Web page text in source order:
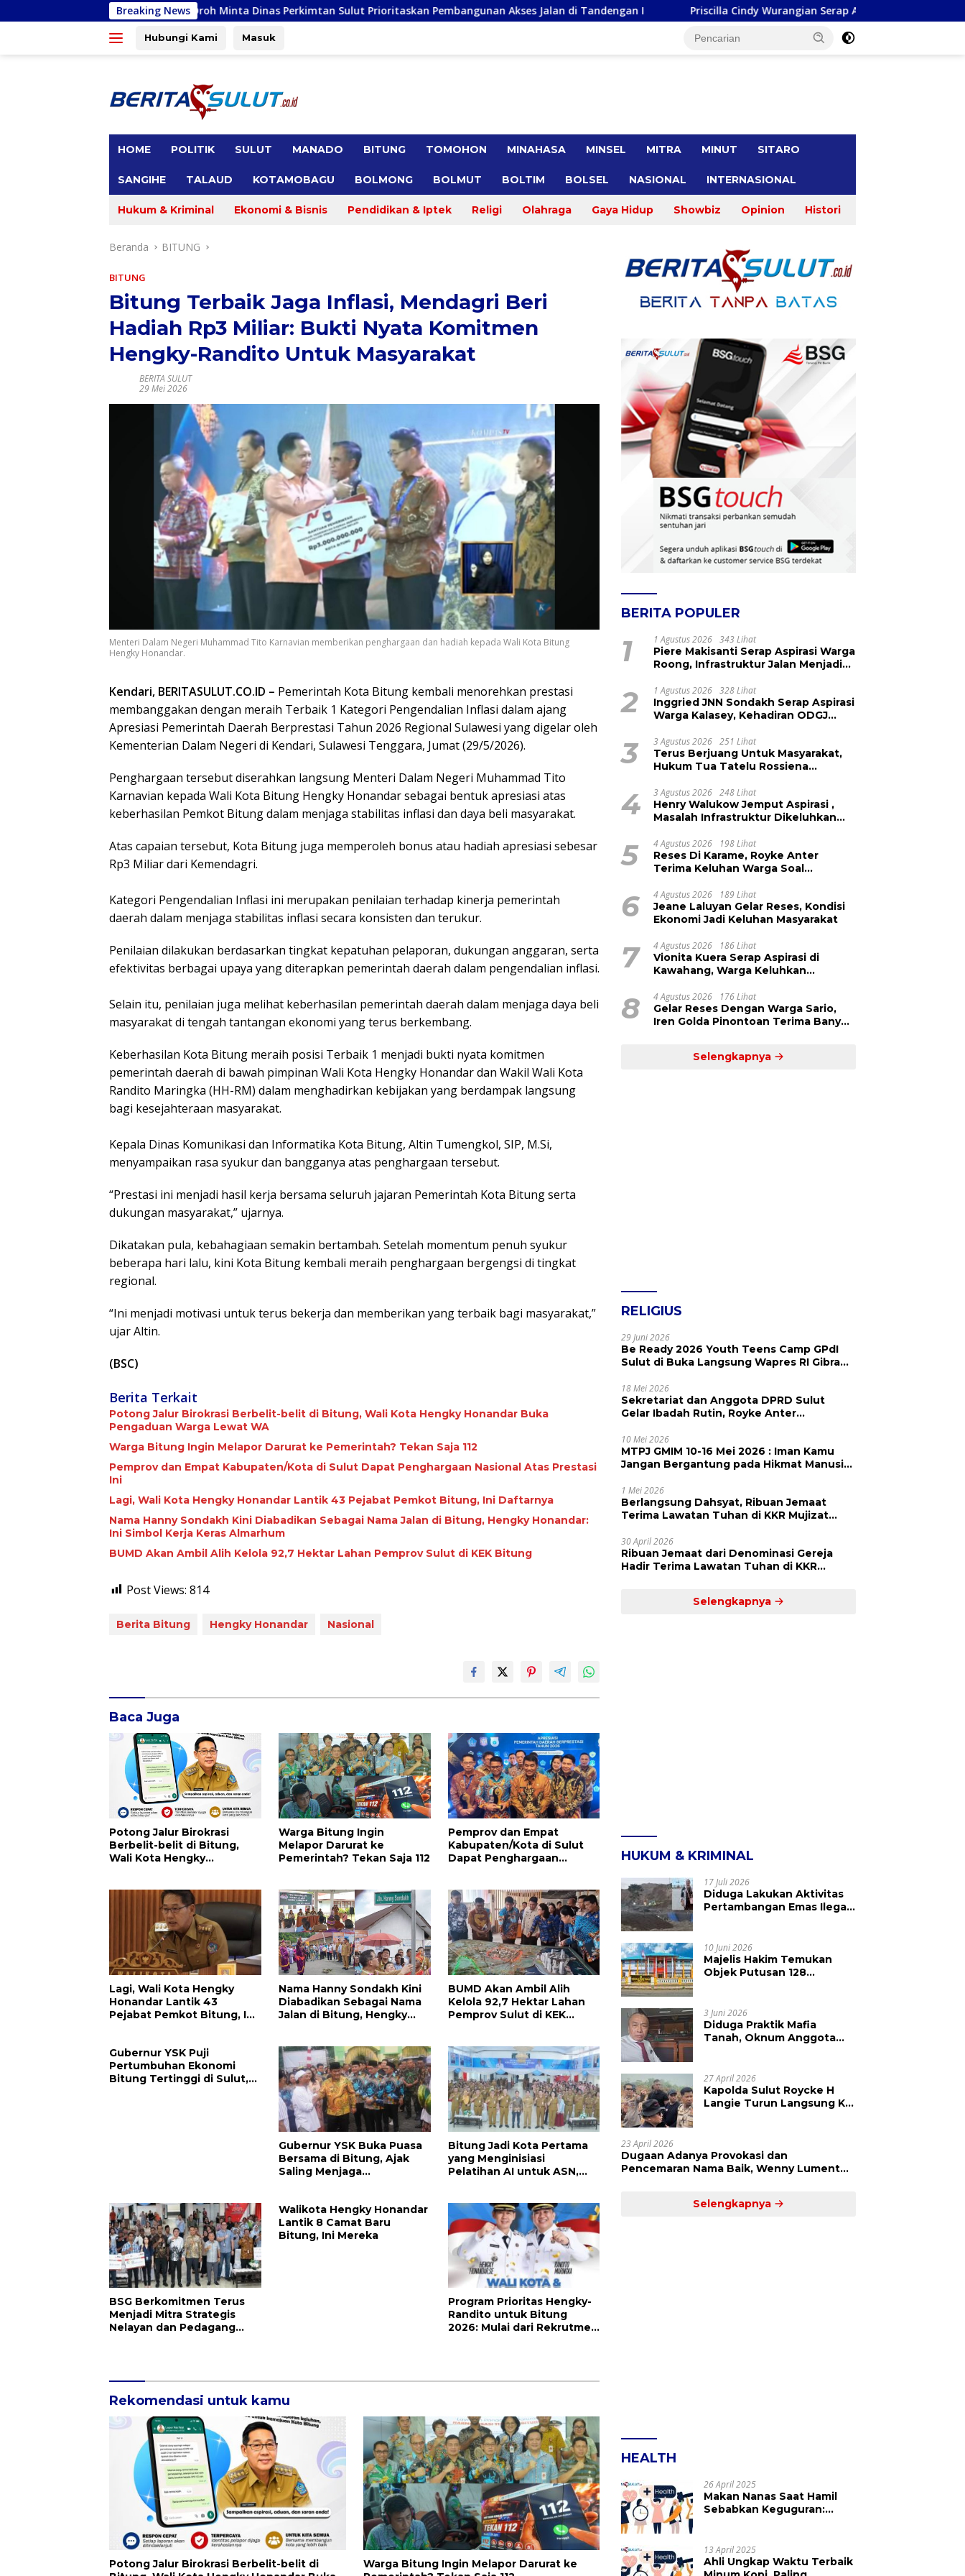
ke
Breaking News
Gracia Y Oroh Minta Dinas Perkimtan Sulut Prioritaskan Pembangunan Akses Jalan di Tandengan I Priscilla Cindy Wurangian Serap Apirasi di Kota Bitung, Infrastruktur dan
Hubungi Kami Masuk
HOME POLITIK SULUT MANADO BITUNG TOMOHON MINAHASA MINSEL MITRA MINUT SITARO
SANGIHE TALAUD KOTAMOBAGU BOLMONG BOLMUT BOLTIM BOLSEL NASIONAL INTERNASIONAL
Hukum & Kriminal Ekonomi & Bisnis Pendidikan & Iptek Religi Olahraga Gaya Hidup Showbiz Opinion Histori
Beranda BITUNG
BITUNG
Bitung ‎Terbaik Jaga Inflasi, Mendagri Beri
Hadiah Rp3 Miliar: Bukti Nyata Komitmen
Hengky-Randito Untuk Masyarakat
BERITA SULUT
29 Mei 2026
Menteri Dalam Negeri Muhammad Tito Karnavian memberikan penghargaan dan hadiah kepada Wali Kota Bitung
Hengky Honandar.
Kendari, BERITASULUT.CO.ID – Pemerintah Kota Bitung kembali menorehkan prestasi
membanggakan dengan meraih Terbaik 1 Kategori Pengendalian Inflasi dalam ajang
Apresiasi Pemerintah Daerah Berprestasi Tahun 2026 Regional Sulawesi yang digelar oleh
Kementerian Dalam Negeri di Kendari, Sulawesi Tenggara, Jumat (29/5/2026).
‎Penghargaan tersebut diserahkan langsung Menteri Dalam Negeri Muhammad Tito
Karnavian kepada Wali Kota Bitung Hengky Honandar sebagai bentuk apresiasi atas
keberhasilan Pemkot Bitung dalam menjaga stabilitas inflasi dan daya beli masyarakat.
Atas capaian tersebut, Kota Bitung juga memperoleh bonus atau hadiah apresiasi sebesar
Rp3 Miliar dari Kemendagri.
‎Kategori Pengendalian Inflasi ini merupakan penilaian terhadap kinerja pemerintah
daerah dalam menjaga stabilitas inflasi secara konsisten dan terukur.
Penilaian dilakukan berdasarkan tingkat kepatuhan pelaporan, dukungan anggaran, serta
efektivitas berbagai upaya yang diterapkan pemerintah daerah dalam pengendalian inflasi.
‎Selain itu, penilaian juga melihat keberhasilan pemerintah daerah dalam menjaga daya beli
masyarakat di tengah tantangan ekonomi yang terus berkembang.
Keberhasilan Kota Bitung meraih posisi Terbaik 1 menjadi bukti nyata komitmen
pemerintah daerah di bawah pimpinan Wali Kota Hengky Honandar dan Wakil Wali Kota
Randito Maringka (HH-RM) dalam menghadirkan kebijakan yang berdampak langsung
bagi kesejahteraan masyarakat.
‎Kepala Dinas Komunikasi dan Informatika Kota Bitung, Altin Tumengkol, SIP, M.Si,
menyampaikan rasa syukur dan bangganya atas penghargaan tersebut.
“Prestasi ini menjadi hasil kerja bersama seluruh jajaran Pemerintah Kota Bitung serta
dukungan masyarakat,” ujarnya.
Dikatakan pula, kebahagiaan semakin bertambah. Setelah momentum penuh syukur
beberapa hari lalu, kini Kota Bitung kembali meraih penghargaan bergengsi di tingkat
regional.
“Ini menjadi motivasi untuk terus bekerja dan memberikan yang terbaik bagi masyarakat,”
ujar Altin.
(BSC)
Berita Terkait
Potong Jalur Birokrasi Berbelit-belit di Bitung, Wali Kota Hengky Honandar Buka
Pengaduan Warga Lewat WA
Warga Bitung Ingin Melapor Darurat ke Pemerintah? Tekan Saja 112
Pemprov dan Empat Kabupaten/Kota di Sulut Dapat Penghargaan Nasional Atas Prestasi
Ini
Lagi, Wali Kota Hengky Honandar Lantik 43 Pejabat Pemkot Bitung, Ini Daftarnya
Nama Hanny Sondakh Kini Diabadikan Sebagai Nama Jalan di Bitung, Hengky Honandar:
Ini Simbol Kerja Keras Almarhum
BUMD Akan Ambil Alih Kelola 92,7 Hektar Lahan Pemprov Sulut di KEK Bitung
Post Views: 814
Berita Bitung Hengky Honandar Nasional
Baca Juga
Potong Jalur Birokrasi
Berbelit-belit di Bitung,
Wali Kota Hengky
Warga Bitung Ingin
Melapor Darurat ke
Pemerintah? Tekan Saja 112
Pemprov dan Empat
Kabupaten/Kota di Sulut
Dapat Penghargaan
Lagi, Wali Kota Hengky
Honandar Lantik 43
Pejabat Pemkot Bitung, Ini
Nama Hanny Sondakh Kini
Diabadikan Sebagai Nama
Jalan di Bitung, Hengky
BUMD Akan Ambil Alih
Kelola 92,7 Hektar Lahan
Pemprov Sulut di KEK
Gubernur YSK Puji
Pertumbuhan Ekonomi
Bitung Tertinggi di Sulut,
Gubernur YSK Buka Puasa
Bersama di Bitung, Ajak
Saling Menjaga
Bitung Jadi Kota Pertama
yang Menginisiasi
Pelatihan AI untuk ASN,
Prima
BSG Berkomitmen Terus
Menjadi Mitra Strategis
Nelayan dan Pedagang
Walikota Hengky Honandar
Lantik 8 Camat Baru
Bitung, Ini Mereka
Program Prioritas Hengky-
Randito untuk Bitung
2026: Mulai dari Rekrutmen
Rekomendasi untuk kamu
Potong Jalur Birokrasi Berbelit-belit di
Warga Bitung Ingin Melapor Darurat ke
BERITA POPULER
1 1 Agustus 2026 343 Lihat
Piere Makisanti Serap Aspirasi Warga
Roong, Infrastruktur Jalan Menjadi
2 1 Agustus 2026 328 Lihat
Inggried JNN Sondakh Serap Aspirasi
Warga Kalasey, Kehadiran ODGJ
3 3 Agustus 2026 251 Lihat
Terus Berjuang Untuk Masyarakat,
Hukum Tua Tatelu Rossiena
Kinerja Anggota DPRD Henry
Walukow
4 3 Agustus 2026 248 Lihat
Henry Walukow Jemput Aspirasi ,
Masalah Infrastruktur Dikeluhkan
5 4 Agustus 2026 198 Lihat
Reses Di Karame, Royke Anter
Terima Keluhan Warga Soal
6 4 Agustus 2026 189 Lihat
Jeane Laluyan Gelar Reses, Kondisi
Ekonomi Jadi Keluhan Masyarakat
7 4 Agustus 2026 186 Lihat
Vionita Kuera Serap Aspirasi di
Kawahang, Warga Keluhkan
8 4 Agustus 2026 176 Lihat
Gelar Reses Dengan Warga Sario,
Iren Golda Pinontoan Terima Banyak
Selengkapnya
RELIGIUS
29 Juni 2026
Be Ready 2026 Youth Teens Camp GPdI
Sulut di Buka Langsung Wapres RI Gibran
Apresiasi Tinggi
18 Mei 2026
Sekretariat dan Anggota DPRD Sulut
Gelar Ibadah Rutin, Royke Anter
dan Pengingat
10 Mei 2026
MTPJ GMIM 10-16 Mei 2026 : Iman Kamu
Jangan Bergantung pada Hikmat Manusia,
1 Mei 2026
Berlangsung Dahsyat, Ribuan Jemaat
Terima Lawatan Tuhan di KKR Mujizat
30 April 2026
Ribuan Jemaat dari Denominasi Gereja
Hadir Terima Lawatan Tuhan di KKR
Selengkapnya
HUKUM & KRIMINAL
17 Juli 2026
Diduga Lakukan Aktivitas
Pertambangan Emas Ilegal
Tangkap Vinni Sondakh
10 Juni 2026
Majelis Hakim Temukan
Objek Putusan 128
Atas Putusan PN Tondano
3 Juni 2026
Diduga Praktik Mafia
Tanah, Oknum Anggota
27 April 2026
Kapolda Sulut Roycke H
Langie Turun Langsung Ke
23 April 2026
Dugaan Adanya Provokasi dan
Pencemaran Nama Baik, Wenny Lumentut
Selengkapnya
HEALTH
26 April 2025
Makan Nanas Saat Hamil
Sebabkan Keguguran:
13 April 2025
Ahli Ungkap Waktu Terbaik